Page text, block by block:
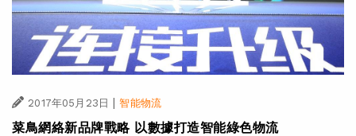
2017年05月23日 | 智能物流
菜鳥網絡新品牌戰略 以數據打造智能綠色物流